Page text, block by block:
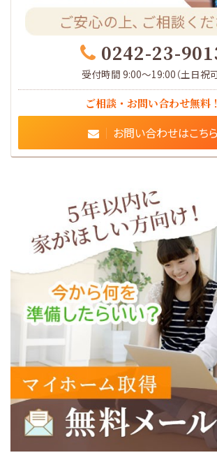
0242-23-
受付時間 9:00～19:00（土日祝可
ご相談・お問い合わせ無料！
お問い合わせはこちら